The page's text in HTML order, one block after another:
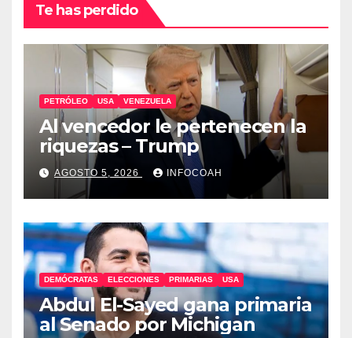
Te has perdido
PETRÓLEO USA VENEZUELA
Al vencedor le pertenecen la
riquezas – Trump
AGOSTO 5, 2026 INFOCOAH
DEMÓCRATAS ELECCIONES PRIMARIAS USA
Abdul El-Sayed gana primaria
al Senado por Michigan